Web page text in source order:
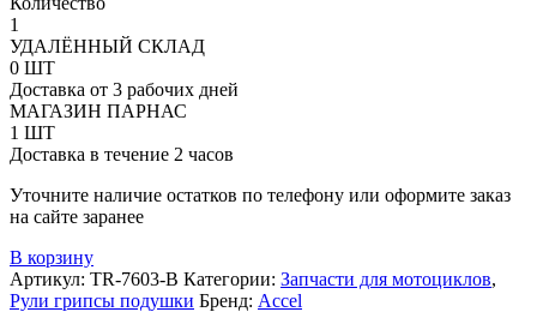
Количество
товара
Ручка
газа
в
сборе
ACCEL
f
XCF
05-
16
1
УДАЛЁННЫЙ СКЛАД
0 ШТ
Доставка от 3 рабочих дней
МАГАЗИН ПАРНАС
1 ШТ
Доставка в течение 2 часов
Уточните наличие остатков по телефону или оформите заказ
на сайте заранее
В корзину
Артикул: TR-7603-B Категории: Запчасти для мотоциклов,
Рули грипсы подушки Бренд: Accel